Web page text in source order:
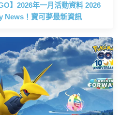
】2026年一月活動資料 2026
News！寶可夢最新資訊